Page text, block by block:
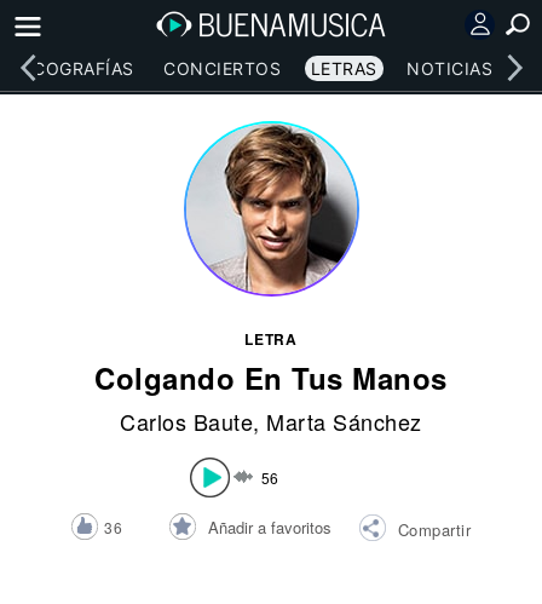
DISCOGRAFÍAS CONCIERTOS LETRAS NOTICIAS
LETRA
Colgando En Tus Manos
Carlos Baute, Marta Sánchez
56
36 Añadir a favoritos Compartir